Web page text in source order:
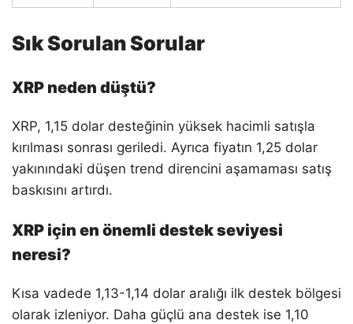
Sık Sorulan Sorular
XRP neden düştü?
XRP, 1,15 dolar desteğinin yüksek hacimli satışla
kırılması sonrası geriledi. Ayrıca fiyatın 1,25 dolar
yakınındaki düşen trend direncini aşamaması satış
baskısını artırdı.
XRP için en önemli destek seviyesi
neresi?
Kısa vadede 1,13-1,14 dolar aralığı ilk destek bölgesi
olarak izleniyor. Daha güçlü ana destek ise 1,10